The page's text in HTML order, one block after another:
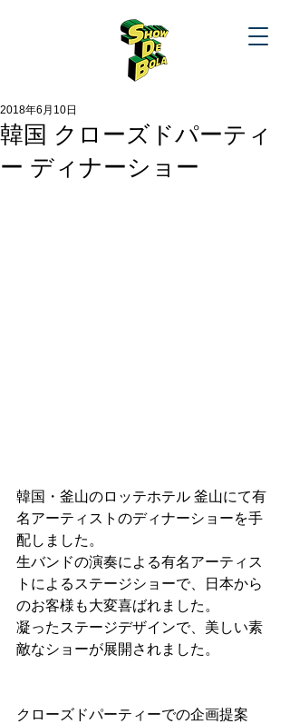
韓国 クローズドパーティ
ー ディナーショー
2018年6月10日
韓国・釜山のロッテホテル 釜山にて有
名アーティストのディナーショーを手
配しました。
生バンドの演奏による有名アーティス
トによるステージショーで、日本から
のお客様も大変喜ばれました。
凝ったステージデザインで、美しい素
敵なショーが展開されました。
クローズドパーティーでの企画提案